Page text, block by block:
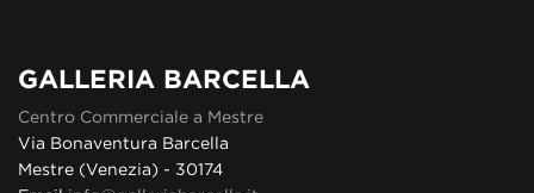
GALLERIA BARCELLA
Centro Commerciale a Mestre
Via Bonaventura Barcella
Mestre (Venezia) - 30174